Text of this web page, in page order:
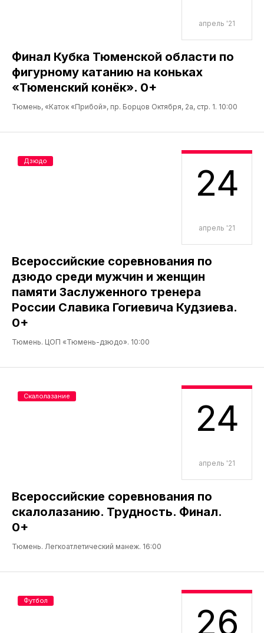
апрель '21
Финал Кубка Тюменской области по
фигурному катанию на коньках
«Тюменский конёк». 0+
Тюмень, «Каток «Прибой», пр. Борцов Октября, 2а, стр. 1. 10:00
24
апрель '21
Всероссийские соревнования по
дзюдо среди мужчин и женщин
памяти Заслуженного тренера
России Славика Гогиевича Кудзиева.
0+
Тюмень. ЦОП «Тюмень-дзюдо». 10:00
Дзюдо
24
апрель '21
Всероссийские соревнования по
скалолазанию. Трудность. Финал.
0+
Тюмень. Легкоатлетический манеж. 16:00
Скалолазание
26
Футбол